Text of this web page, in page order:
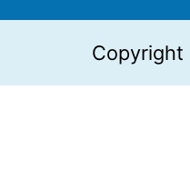
Copyright